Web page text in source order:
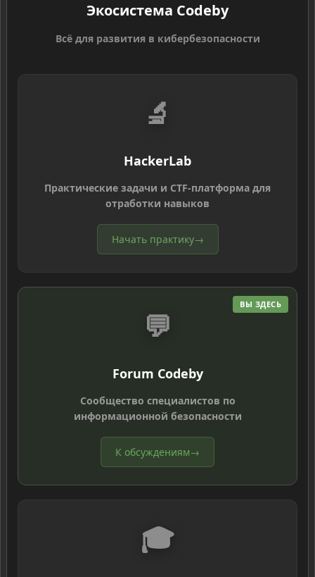
Экосистема Codeby
Всё для развития в кибербезопасности
🔬
HackerLab
Практические задачи и CTF-платформа для
отработки навыков
Начать практику→
ВЫ ЗДЕСЬ
💬
Forum Codeby
Сообщество специалистов по
информационной безопасности
К обсуждениям→
🎓